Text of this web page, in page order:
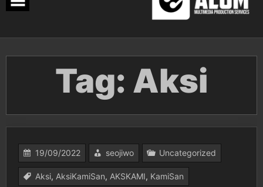
Tag: Aksi
19/09/2022 seojiwo Uncategorized
Aksi, AksiKamiSan, AKSKAMI, KamiSan